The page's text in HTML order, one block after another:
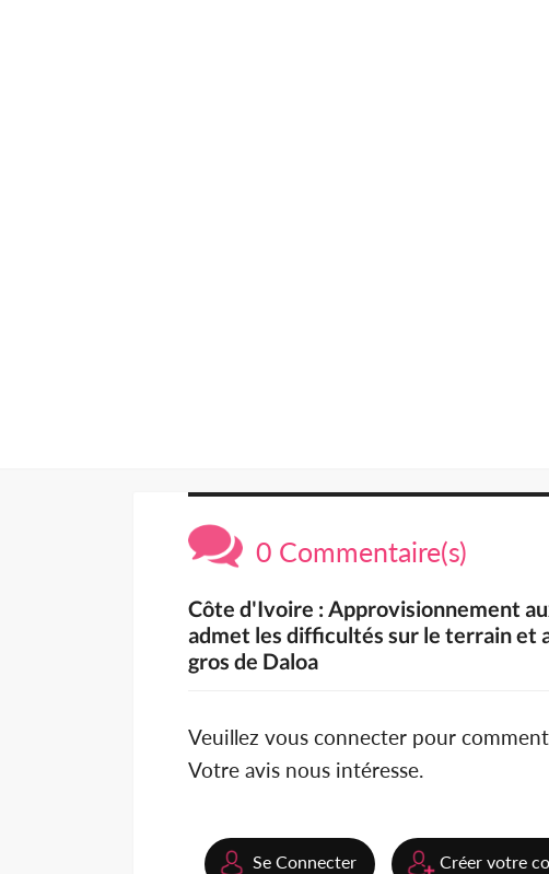
0 Commentaire(s)
Côte d'Ivoire : Approvisionnement
admet les difficultés sur le terrain et
gros de Daloa
Veuillez vous connecter pour
Votre avis nous intéresse.
Se Connecter Créer votre